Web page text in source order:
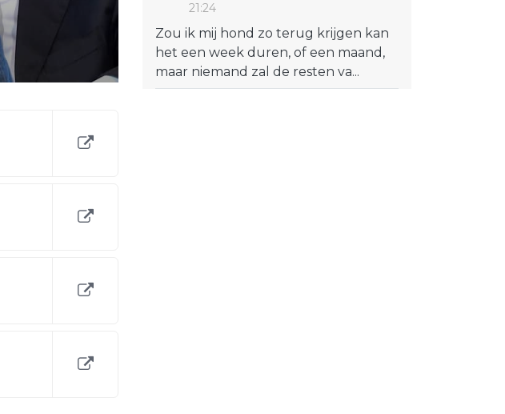
21:24
Zou ik mij hond zo terug krijgen kan
het een week duren, of een maand,
maar niemand zal de resten va...